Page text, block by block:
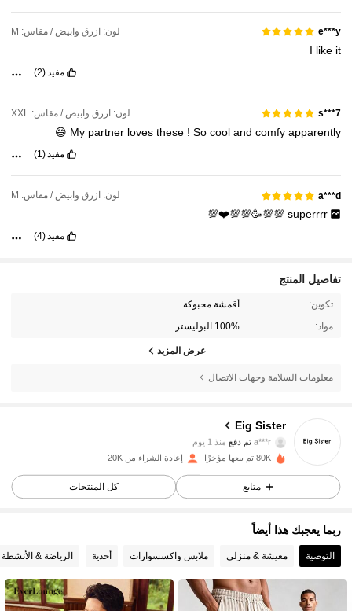
e***y لون: ازرق وابيض / مقاس: M
I like it
مفيد(2)
s***7 لون: ازرق وابيض / مقاس: XXL
My partner loves these ! So cool and comfy apparently
😄
مفيد(1)
a***d لون: ازرق وابيض / مقاس: M
superrrr
💯💯🥳💯💯❤️💯
مفيد(4)
تفاصيل المنتج
تكوين: أقمشة محبوكة
مواد: 100% البوليستر
عرض المزيد
معلومات السلامة وجهات الاتصال
Eig Sister
4.86
3.5K متابعون
a***rتم دفع منذ 1 يوم
4.86 3.5K متابعون
4.86
4.86 3.5K متابعون
80K تم بيعها مؤخرًا إعادة الشراء من 20K
متابع كل المنتجات
ربما يعجبك هذا أيضاً
التوصية معيشة & منزلي ملابس واكسسوارات أحذية الرياضة & الأنشطة